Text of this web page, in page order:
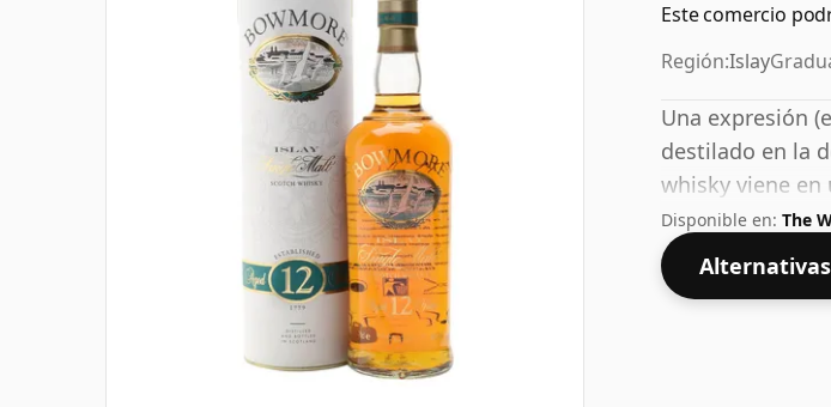
Este comercio
Región:Islay
Una expresión
destilado en la
whisky viene
40%.
Disponible en: The